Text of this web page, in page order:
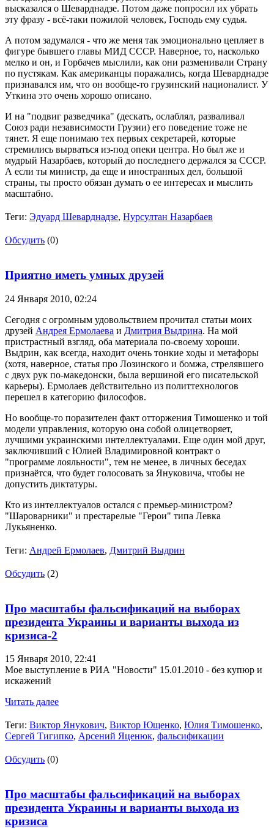
высказался о Шеварднадзе. Потом даже попросил их убрать
эту фразу - всё-таки пожилой человек, Господь ему судья.
А потом задумался - что же меня так эмоционально цепляет в
фигуре бывшего главы МИД СССР. Наверное, то, насколько
мелко и он, и Горбачев мыслили, как они разменивали Страну
по пустякам. Как американцы поражались, когда Шеварднадзе
признавался им, что он вообще-то грузинский националист. У
Уткина это очень хорошо описано.
И на "подвиг разведчика" (дескать, ослаблял, разваливал
Союз ради независимости Грузии) его поведение тоже не
тянет. Я еще понимаю тех первых секретарей, которые
стремились вырваться из-под опеки центра. Но был же и
мудрый Назарбаев, который до последнего держался за СССР.
А если ты министр, да еще и иностранных дел, большой
страны, ты просто обязан думать о ее интересах и мыслить
масштабно.
Теги: Эдуард Шеварднадзе, Нурсултан Назарбаев
Обсудить (0)
Приятно иметь умных друзей
24 Января 2010, 02:24
Сегодня с огромным удовольствием прочитал статьи моих
друзей Андрея Ермолаева и Дмитрия Выдрина. На мой
пристрастный взгляд, оба материала по-своему хороши.
Выдрин, как всегда, находит очень тонкие ходы и метафоры
(хотя, наверное, статья про Лозинского и бомжа, стрелявшего
с двух рук по-македонски, была вершиной его писательской
карьеры). Ермолаев действительно из политтехнологов
перешел в категорию философов.
Но вообще-то поразителен факт отторжения Тимошенко и той
модели управления, которую она собой олицетворяет,
лучшими украинскими интеллектуалами. Еще один мой друг,
заключивший с Юлией Владимировной контракт о
"программе лояльности", тем не менее, в личных беседах
признаётся, что будет голосовать за Януковича, чтобы не
допустить диктатуры.
Кто из интеллектуалов остался с премьер-министром?
"Шароварники" и престарелые "Герои" типа Левка
Лукьяненко.
Теги: Андрей Ермолаев, Дмитрий Выдрин
Обсудить (2)
Про масштабы фальсификаций на выборах
президента Украины и варианты выхода из
кризиса-2
15 Января 2010, 22:41
Мое выступление в РИА "Новости" 15.01.2010 - без купюр и
искажений
Читать далее
Теги: Виктор Янукович, Виктор Ющенко, Юлия Тимошенко,
Сергей Тигипко, Арсений Яценюк, фальсификации
Обсудить (0)
Про масштабы фальсификаций на выборах
президента Украины и варианты выхода из
кризиса